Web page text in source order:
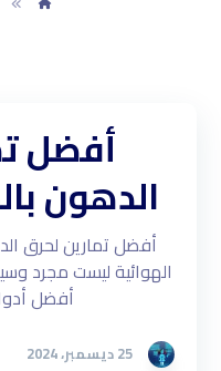
أفضل
الدهون
25 ديسمبر، 2024
أفضل تمارين لحرق
الهوائية ليست مجرد
أفضل